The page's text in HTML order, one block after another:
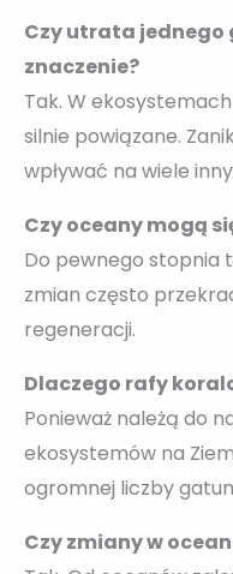
Czy utrata
znaczenie?
Tak. W
silnie powiązane.
wpływać na wiele
Czy oceany mogą
Do pewnego stopnia
zmian często
regeneracji.
Dlaczego rafy
Ponieważ należą do
ekosystemów na
ogromnej liczby
Czy zmiany w